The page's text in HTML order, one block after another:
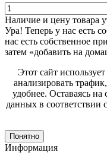
Наличие и цену товара
Ура! Теперь у нас есть
нас есть собственное
затем «добавить на
Этот сайт
анализировать
удобнее. Оставаясь на
данных в соответствии с
Понятно
Информация